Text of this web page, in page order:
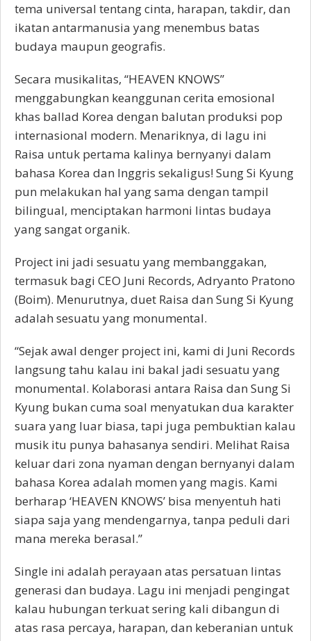
tema universal tentang cinta, harapan, takdir, dan
ikatan antarmanusia yang menembus batas
budaya maupun geografis.
Secara musikalitas, “HEAVEN KNOWS”
menggabungkan keanggunan cerita emosional
khas ballad Korea dengan balutan produksi pop
internasional modern. Menariknya, di lagu ini
Raisa untuk pertama kalinya bernyanyi dalam
bahasa Korea dan Inggris sekaligus! Sung Si Kyung
pun melakukan hal yang sama dengan tampil
bilingual, menciptakan harmoni lintas budaya
yang sangat organik.
Project ini jadi sesuatu yang membanggakan,
termasuk bagi CEO Juni Records, Adryanto Pratono
(Boim). Menurutnya, duet Raisa dan Sung Si Kyung
adalah sesuatu yang monumental.
“Sejak awal denger project ini, kami di Juni Records
langsung tahu kalau ini bakal jadi sesuatu yang
monumental. Kolaborasi antara Raisa dan Sung Si
Kyung bukan cuma soal menyatukan dua karakter
suara yang luar biasa, tapi juga pembuktian kalau
musik itu punya bahasanya sendiri. Melihat Raisa
keluar dari zona nyaman dengan bernyanyi dalam
bahasa Korea adalah momen yang magis. Kami
berharap ‘HEAVEN KNOWS’ bisa menyentuh hati
siapa saja yang mendengarnya, tanpa peduli dari
mana mereka berasal.”
Single ini adalah perayaan atas persatuan lintas
generasi dan budaya. Lagu ini menjadi pengingat
kalau hubungan terkuat sering kali dibangun di
atas rasa percaya, harapan, dan keberanian untuk